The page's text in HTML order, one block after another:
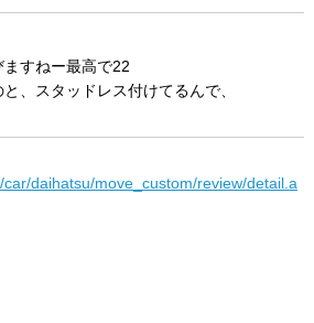
すねー最高で22
、スタッドレス付けてるんで、
daihatsu/move_custom/review/detail.a